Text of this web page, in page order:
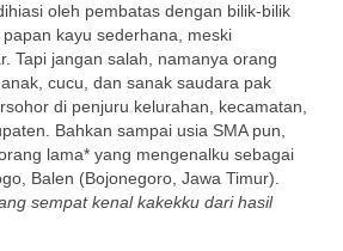
oleh pembatas dengan bilik-bilik
kayu sederhana, meski
Tapi jangan salah, namanya orang
cucu, dan sanak saudara pak
di penjuru kelurahan, kecamatan,
Bahkan sampai usia SMA pun,
lama* yang mengenalku sebagai
Balen (Bojonegoro, Jawa Timur).
sempat kenal kakekku dari hasil